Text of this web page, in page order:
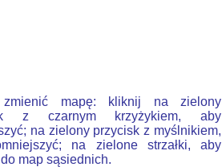
mapę: kliknij na zielony
z czarnym krzyżykiem, aby
na zielony przycisk z myślnikiem,
na zielone strzałki, aby
map sąsiednich.